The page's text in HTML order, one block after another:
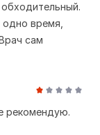
время,
сам
рекомендую.